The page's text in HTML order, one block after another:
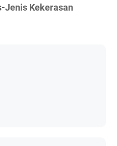
Jenis Kekerasan